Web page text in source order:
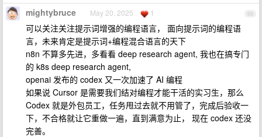
68
mightybruce May 20, 2025 1
可以关注关注提示词增强的编程语言， 面向提示词的编程语
言，未来肯定是提示词+编程混合语言的天下
n8n 不算多先进，多看看 deep research agent, 我也在搞专门
的 k8s deep research agent,
openai 发布的 codex 又一次加速了 AI 编程
如果说 Cursor 是需要我们结对编程才能干活的实习生，那么
Codex 就是外包员工，任务甩过去就不用管了，完成后验收一
下，不合格就让它重做一遍，直到满意为止， 现在 codex 还没
完善。